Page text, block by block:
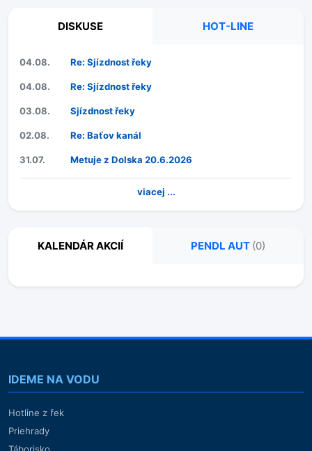
DISKUSE HOT-LINE
04.08. Re: Sjízdnost řeky
04.08. Re: Sjízdnost řeky
03.08. Sjízdnost řeky
02.08. Re: Baťov kanál
31.07. Metuje z Dolska 20.6.2026
viacej ...
KALENDÁR AKCIÍ PENDL AUT (0)
IDEME NA VODU
Hotline z řek
Priehrady
Táborisko